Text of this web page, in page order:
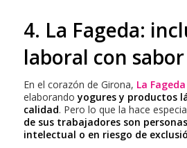
4. La Fageda:
laboral con
En el corazón de Girona, La Fageda
elaborandoyogures y productos
calidad. Pero lo que la hace
de sus trabajadores son
intelectual o en riesgo de